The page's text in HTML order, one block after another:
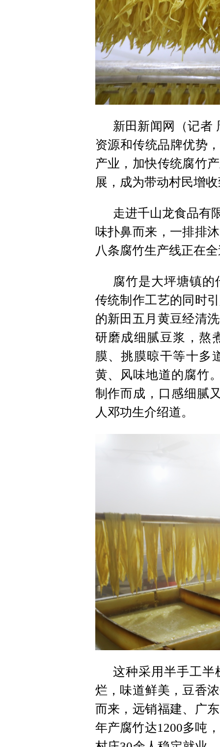
新田新闻网（记者
资源和传统品牌优势
产业，加快传统腐竹
展，成为带动村民增
走进千山龙食品有
味扑鼻而来，一排排
八条腐竹生产线正在
腐竹是大坪塘镇
传统制作工艺的同时
的新田五月黄豆经清
研磨成细腻豆浆，熬
膜、挑膜晾干等十多
黄、风味地道的腐竹
制作而成，口感细腻
人邓功生介绍道。
这种采用半手工半
烂，味道鲜美，豆香
而来，远销福建、广
年产腐竹达1200多吨